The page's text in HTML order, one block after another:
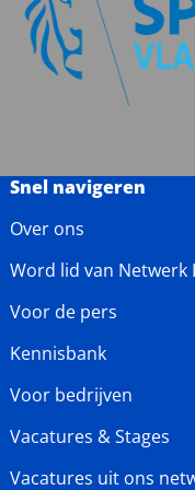
Snel navigeren
Over ons
Word lid van Netwerk
Voor de pers
Kennisbank
Voor bedrijven
Vacatures & Stages
Vacatures uit ons